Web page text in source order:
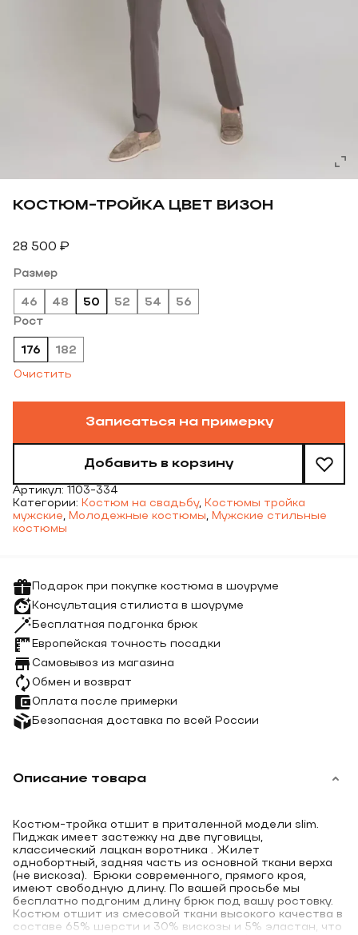
КОСТЮМ-ТРОЙКА ЦВЕТ ВИЗОН
28 500 ₽
Размер
46 48 50 52 54
56
Рост
176
182
Очистить
Записаться на примерку
Добавить в корзину
Артикул: 1103-334
Категории: Костюм на свадьбу, Костюмы тройка
мужские, Молодежные костюмы, Мужские стильные
костюмы
Подарок при покупке костюма в шоуруме
Консультация стилиста в шоуруме
Бесплатная подгонка брюк
Европейская точность посадки
Самовывоз из магазина
Обмен и возврат
Оплата после примерки
Безопасная доставка по всей России
Описание товара
Костюм-тройка отшит в приталенной модели slim.
Пиджак имеет застежку на две пуговицы,
классический лацкан воротника . Жилет
однобортный, задняя часть из основной ткани верха
(не вискоза). Брюки современного, прямого кроя,
имеют свободную длину. По вашей просьбе мы
бесплатно подгоним длину брюк под вашу ростовку.
Костюм отшит из смесовой ткани высокого качества в
составе 65% шерсти и 30% вискозы и 5% эластан, что